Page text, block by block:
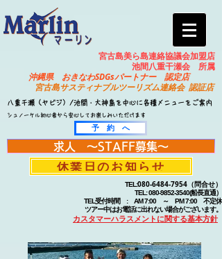
宮古島美ら島連絡協議会加盟店
​池間八重干瀬会 所属
​沖縄県 おきなわSDGsパートナー 認定店
宮古島サスティナブルツーリズム連絡会 認証店
八重干瀬（ヤビジ）/池間・大神島を中心に各種メニューをご案内
シュノーケル初心者から安心してお楽しみいただけます
予 約 へ
求人 ～STAFF募集～
休業日のお知らせ
TEL:080-6484-7954 （問合せ）
TEL:080-9852-3540(船長直通）
TEL受付時間 : AM 7:00 ～ PM 7:00 不定休
​ ツアー中はお電話に出れない場合がございます。
カスタマーハラスメントに関する基本方針